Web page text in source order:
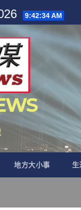
9:42:36 AM
地方大小事 生